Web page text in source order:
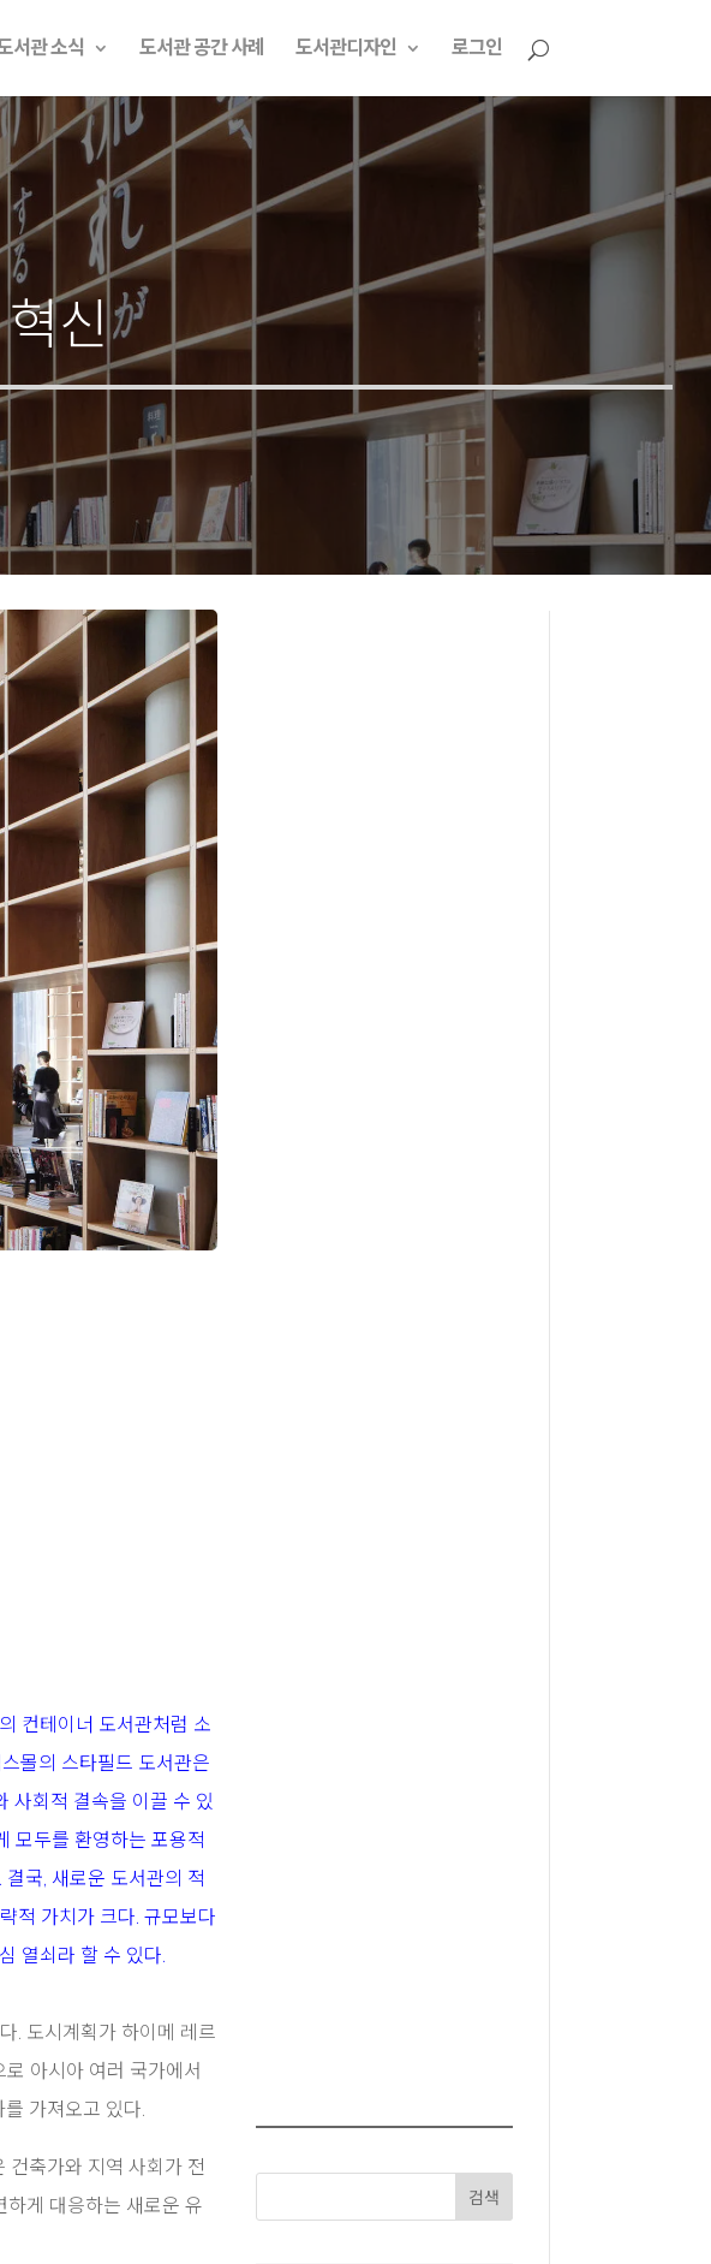
서관 소식 도서관 공간 사례 도서관디자인 로그인
신
컨테이너 도서관처럼 소
몰의 스타필드 도서관은
사회적 결속을 이끌 수 있
모두를 환영하는 포용적
국, 새로운 도서관의 적
적 가치가 크다. 규모보다
열쇠라 할 수 있다.
. 도시계획가 하이메 레르
아시아 여러 국가에서
가져오고 있다.
건축가와 지역 사회가 전
게 대응하는 새로운 유
검색